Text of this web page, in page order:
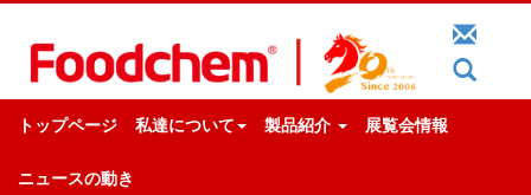
トップページ 私達について 製品紹介 展覧会情報
ニュースの動き